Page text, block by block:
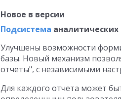
Новое в версии
Подсистема аналитических
Улучшены возможности
базы. Новый механизм
отчеты", с независимыми
Для каждого отчета может